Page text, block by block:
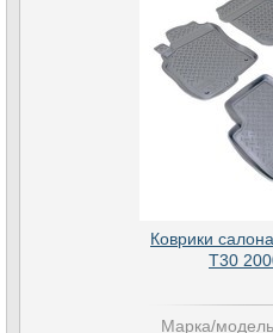
Коврики
T30
Марка/